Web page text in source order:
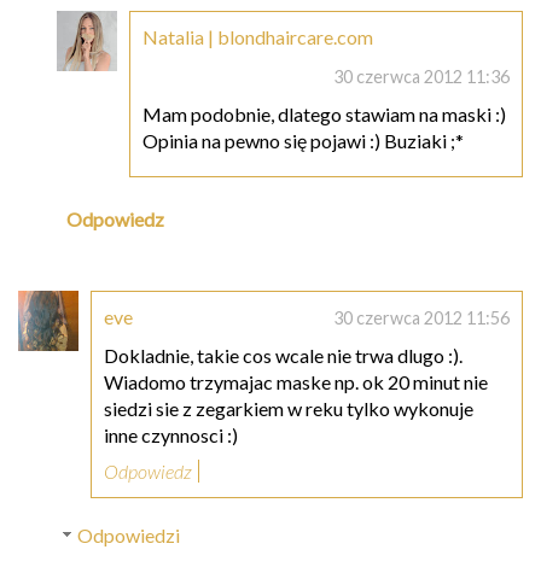
Natalia | blondhaircare.com
30 czerwca 2012 11:36
Mam podobnie, dlatego stawiam na maski :)
Opinia na pewno się pojawi :) Buziaki ;*
Odpowiedz
eve 30 czerwca 2012 11:56
Dokladnie, takie cos wcale nie trwa dlugo :).
Wiadomo trzymajac maske np. ok 20 minut nie
siedzi sie z zegarkiem w reku tylko wykonuje
inne czynnosci :)
Odpowiedz
Odpowiedzi